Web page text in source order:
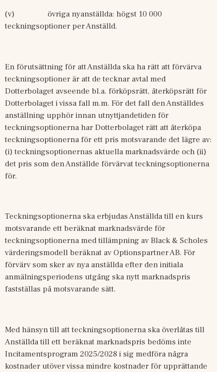
(v)
övriga nyanställda: högst 10 000
teckningsoptioner per Anställd.
En förutsättning för att Anställda ska ha rätt att förvärva
teckningsoptioner är att de tecknar avtal med
Dotterbolaget avseende bl.a. förköpsrätt, återköpsrätt för
Dotterbolaget i vissa fall m.m. För det fall den Anställdes
anställning upphör innan utnyttjandetiden för
teckningsoptionerna har Dotterbolaget rätt att återköpa
teckningsoptionerna för ett pris motsvarande det lägre av:
(i) teckningsoptionernas aktuella marknadsvärde och (ii)
det pris som den Anställde förvärvat teckningsoptionerna
för.
Teckningsoptionerna ska erbjudas Anställda till en kurs
motsvarande ett beräknat marknadsvärde för
teckningsoptionerna med tillämpning av Black & Scholes
värderingsmodell beräknat av Optionspartner AB. För
förvärv som sker av nya anställda efter den initiala
anmälningsperiodens utgång ska nytt marknadspris
fastställas på motsvarande sätt.
Med hänsyn till att teckningsoptionerna ska överlåtas till
Anställda till ett beräknat marknadspris bedöms inte
Incitamentsprogram 2025/2028 i sig medföra några
kostnader utöver vissa mindre kostnader för upprättande